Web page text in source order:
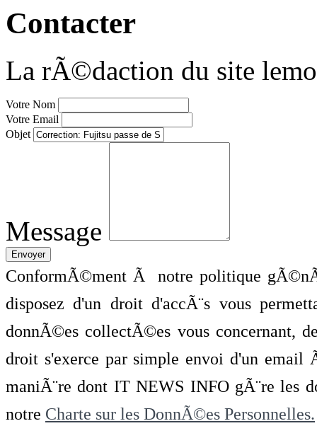
Contacter
La rÃ©daction du site
Votre Nom
Votre Email
Objet
Message
ConformÃ©ment Ã notre politique
disposez d'un droit d'accÃ¨s vous
donnÃ©es collectÃ©es vous concernant,
droit s'exerce par simple envoi d'un
maniÃ¨re dont IT NEWS INFO gÃ¨re les
notre Charte sur les DonnÃ©es Personnelles.